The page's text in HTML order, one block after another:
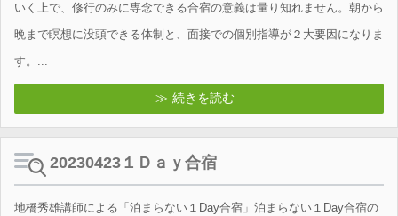
いく上で、修行のみに専念できる合宿の意義は量り知れません。朝から
晩まで瞑想に没頭できる体制と、面接での個別指導が２大要因になりま
す。...
続きを読む
20230423１Ｄａｙ合宿
地橋秀雄講師による「泊まらない１Day合宿」泊まらない１Day合宿の